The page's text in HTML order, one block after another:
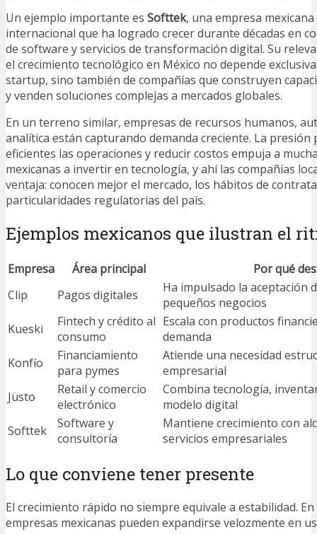
Un ejemplo importante es Softtek, una empresa
internacional que ha logrado crecer durante décadas en
de software y servicios de transformación digital. Su
el crecimiento tecnológico en México no depende
startup, sino también de compañías que construyen
y venden soluciones complejas a mercados globales.
En un terreno similar, empresas de recursos humanos,
analítica están capturando demanda creciente. La presión
eficientes las operaciones y reducir costos empuja a
mexicanas a invertir en tecnología, y ahí las compañías
ventaja: conocen mejor el mercado, los hábitos de
particularidades regulatorias del país.
Ejemplos mexicanos que ilustran el
Empresa Área principal
Por qué
Clip
Pagos digitales
Ha impulsado la aceptación
pequeños negocios
Kueski
Fintech y crédito al
consumo
Escala con productos
demanda
Konfío
Financiamiento
para pymes
Atiende una necesidad
empresarial
Jüsto
Retail y comercio
electrónico
Combina tecnología,
modelo digital
Softtek
Software y
consultoría
Mantiene crecimiento con
servicios empresariales
Lo que conviene tener presente
El crecimiento rápido no siempre equivale a estabilidad.
empresas mexicanas pueden expandirse velozmente en